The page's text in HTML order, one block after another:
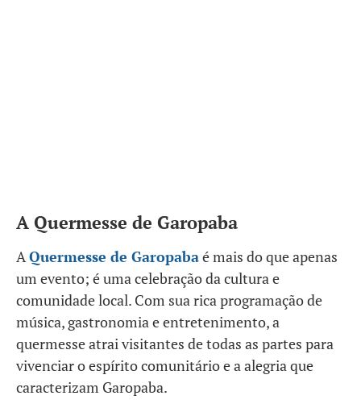
A Quermesse de Garopaba
AQuermesse de Garopabaé mais do que apenas
um evento; é uma celebração da cultura e
comunidade local. Com sua rica programação de
música, gastronomia e entretenimento, a
quermesse atrai visitantes de todas as partes para
vivenciar o espírito comunitário e a alegria que
caracterizam Garopaba.